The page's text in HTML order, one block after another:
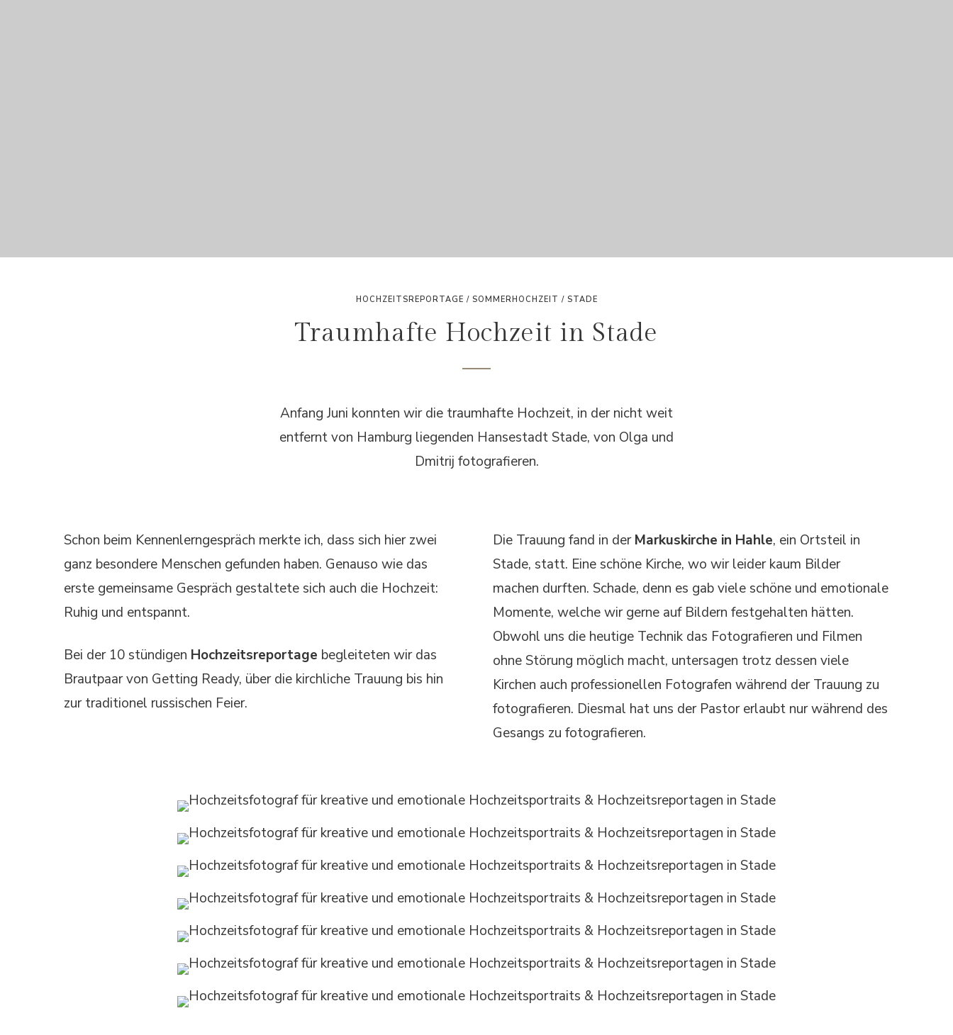
HOCHZEITSREPORTAGE / SOMMERHOCHZEIT / STADE
Traumhafte Hochzeit in Stade
Anfang Juni konnten wir die traumhafte Hochzeit, in der nicht weit
entfernt von Hamburg liegenden Hansestadt Stade, von Olga und
Dmitrij fotografieren.
Schon beim Kennenlerngespräch merkte ich, dass sich hier zwei
ganz besondere Menschen gefunden haben. Genauso wie das
erste gemeinsame Gespräch gestaltete sich auch die Hochzeit:
Ruhig und entspannt.
Bei der 10 stündigen Hochzeitsreportage begleiteten wir das
Brautpaar von Getting Ready, über die kirchliche Trauung bis hin
zur traditionel russischen Feier.
Die Trauung fand in derMarkuskirche in Hahle, ein Ortsteil in
Stade, statt. Eine schöne Kirche, wo wir leider kaum Bilder
machen durften. Schade, denn es gab viele schöne und emotionale
Momente, welche wir gerne auf Bildern festgehalten hätten.
Obwohl uns die heutige Technik das Fotografieren und Filmen
ohne Störung möglich macht, untersagen trotz dessen viele
Kirchen auch professionellen Fotografen während der Trauung zu
fotografieren. Diesmal hat uns der Pastor erlaubt nur während des
Gesangs zu fotografieren.